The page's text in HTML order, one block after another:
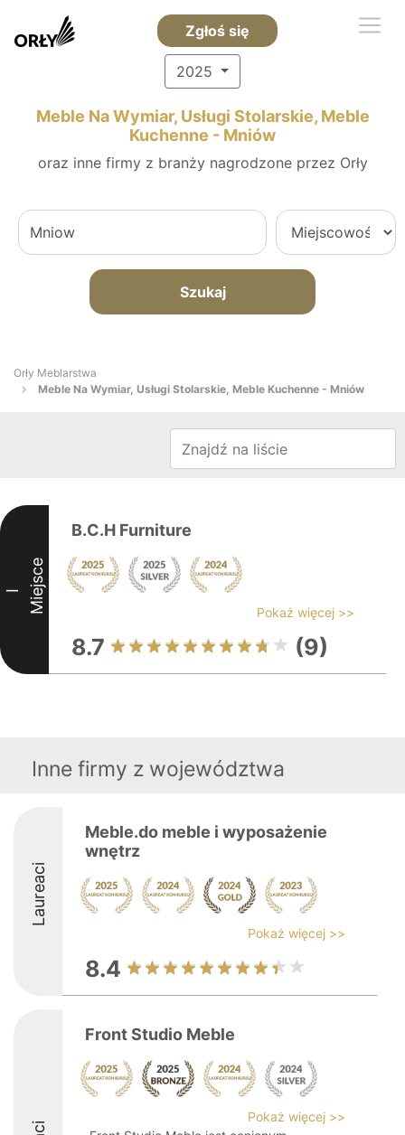
Zgłoś się
2025
Meble Na Wymiar, Usługi Stolarskie, Meble
Kuchenne - Mniów
oraz inne firmy z branży nagrodzone przez Orły
Szukaj
Orły Meblarstwa
Meble Na Wymiar, Usługi Stolarskie, Meble Kuchenne - Mniów
I Miejsce
B.C.H Furniture
Pokaż więcej >>
8.7 (9)
Inne firmy z województwa
Laureaci
Meble.do meble i wyposażenie
wnętrz
Pokaż więcej >>
8.4
Front Studio Meble
Pokaż więcej >>